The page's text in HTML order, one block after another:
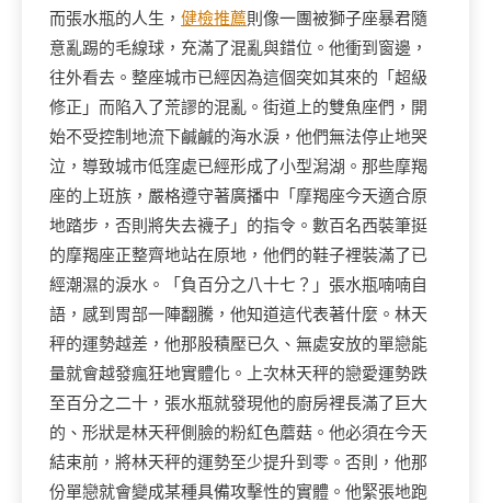
而張水瓶的人生， 健檢推薦則像一團被獅子座暴君隨
意亂踢的毛線球，充滿了混亂與錯位。他衝到窗邊，
往外看去。整座城市已經因為這個突如其來的「超級
修正」而陷入了荒謬的混亂。街道上的雙魚座們，開
始不受控制地流下鹹鹹的海水淚，他們無法停止地哭
泣，導致城市低窪處已經形成了小型潟湖。那些摩羯
座的上班族，嚴格遵守著廣播中「摩羯座今天適合原
地踏步，否則將失去襪子」的指令。數百名西裝筆挺
的摩羯座正整齊地站在原地，他們的鞋子裡裝滿了已
經潮濕的淚水。「負百分之八十七？」張水瓶喃喃自
語，感到胃部一陣翻騰，他知道這代表著什麼。林天
秤的運勢越差，他那股積壓已久、無處安放的單戀能
量就會越發瘋狂地實體化。上次林天秤的戀愛運勢跌
至百分之二十，張水瓶就發現他的廚房裡長滿了巨大
的、形狀是林天秤側臉的粉紅色蘑菇。他必須在今天
結束前，將林天秤的運勢至少提升到零。否則，他那
份單戀就會變成某種具備攻擊性的實體。他緊張地跑